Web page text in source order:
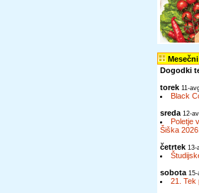
Dogodki
torek 11-
Black
sreda 12-
Poletje
Šiška
četrtek 13-
sobota 15-
21. Tek